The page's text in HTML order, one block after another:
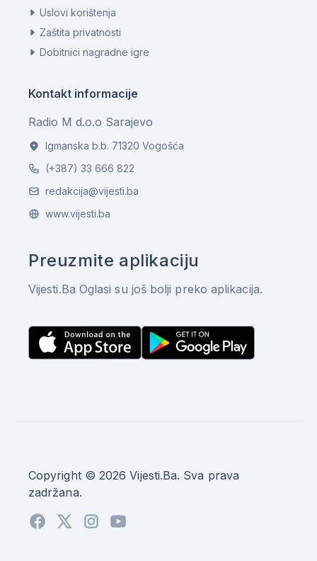
Uslovi korištenja
Zaštita privatnosti
Dobitnici nagradne igre
Kontakt informacije
Radio M d.o.o Sarajevo
Igmanska b.b. 71320 Vogošća
(+387) 33 666 822
redakcija@vijesti.ba
www.vijesti.ba
Preuzmite aplikaciju
Vijesti.Ba Oglasi su još bolji preko aplikacija.
Copyright © 2026 Vijesti.Ba. Sva prava
zadržana.